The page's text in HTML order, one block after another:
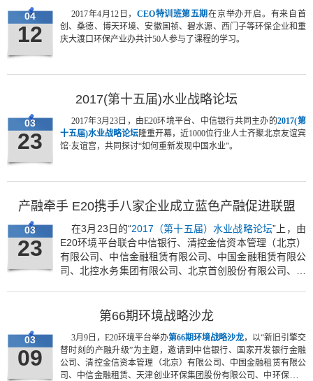
04
12
2017年4月12日， CEO特训班第五期在京举办开启。有来自首
创、桑德、博天环境、安徽国祯、碧水源、西门子等环保企业和重
庆大渡口环保产业办共计50人参与了课程的学习。
2017(第十五届)水业战略论坛
03
23
2017年3月23日，由E20环境平台、中信银行共同主办的2017(第
十五届)水业战略论坛隆重开幕，近1000位行业人士齐聚北京友谊宾
馆·友谊宫，共同探讨“如何重新发现中国水业”。
产融牵手 E20携手八家企业成立蓝色产融促进联盟
03
23
在3月23日的“2017（第十五届）水业战略论坛”上，由
E20环境平台联合中信银行、清控金信资本管理（北京）
有限公司、中信金融租赁有限公司、中国金融租赁有限公
司、北控水务集团有限公司、北京首创股份有限公司、北
盟”）正式成立。第66期环境战略沙龙
03
09
3月9日，E20环境平台举办第66期环境战略沙龙，以“新旧引擎交
替时刻的产融升级”为主题，邀请到中信银行、国家开发银行金融
公司、清控金信资本管理（北京）有限公司、中国金融租赁有限公
司、中信金融租赁、天津创业环保集团股份有限公司、中环保水务